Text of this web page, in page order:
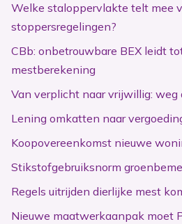
Welke staloppervlakte telt mee
stoppersregelingen?
CBb: onbetrouwbare BEX leidt
mestberekening
Van verplicht naar vrijwillig:
Lening omkatten naar
Koopovereenkomst nieuwe
Stikstofgebruiksnorm
Regels uitrijden dierlijke mest
Nieuwe maatwerkaanpak moet